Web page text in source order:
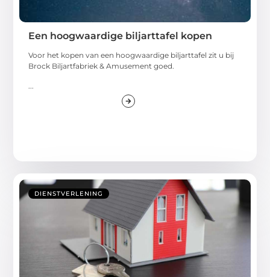
Een hoogwaardige biljarttafel kopen
Voor het kopen van een hoogwaardige biljarttafel zit u bij
Brock Biljartfabriek & Amusement goed.
DIENSTVERLENING